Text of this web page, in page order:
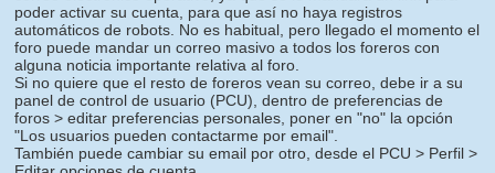
poder activar su cuenta, para que así no haya registros
automáticos de robots. No es habitual, pero llegado el momento el
foro puede mandar un correo masivo a todos los foreros con
alguna noticia importante relativa al foro.
Si no quiere que el resto de foreros vean su correo, debe ir a su
panel de control de usuario (PCU), dentro de preferencias de
foros > editar preferencias personales, poner en "no" la opción
"Los usuarios pueden contactarme por email".
También puede cambiar su email por otro, desde el PCU > Perfil >